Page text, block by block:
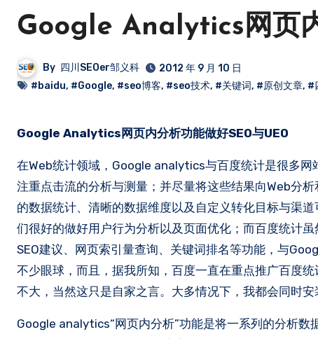
Google Analytics网页
By 四川SEOer邹义科
2012 年 9 月 10 日
#baidu, #Google, #seo博客, #seo技术, #关键词, #原创文章, #
Google Analytics网页内分析功能做好SEO与UEO
在Web统计领域，Google analytics与百度统计是很多
注重点击流的分析与测量；并尽量将这些结果向Web分
的数据统计、清晰的数据维度以及自定义转化目标与渠
们很好的做好用户行为分析以及页面优化；而百度统计
SEO建议、网页索引量查询、关键词排名等功能，与
不少眼球，而且，据我所知，百度一直在重点推广百度
不大，当然这只是自家之言。大多情况下，我都会同时安
Google analytics“网页内分析”功能是将一系列的分析